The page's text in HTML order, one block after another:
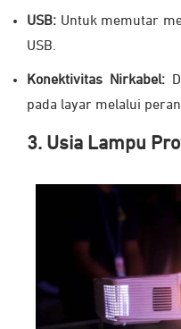
USB: Untuk memutar
USB.
Konektivitas Nirkabel:
pada layar melalui
3. Usia Lampu